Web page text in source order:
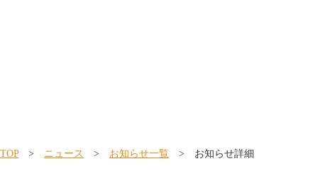
TOP> ニュース > お知らせ一覧 > お知らせ詳細